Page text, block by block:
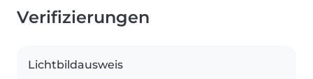
Verifizierungen
Lichtbildausweis